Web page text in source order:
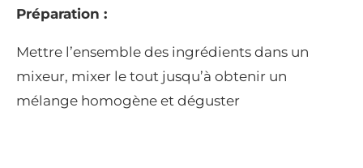
Préparation :
Mettre l’ensemble des ingrédients dans un
mixeur, mixer le tout jusqu’à obtenir un
mélange homogène et déguster